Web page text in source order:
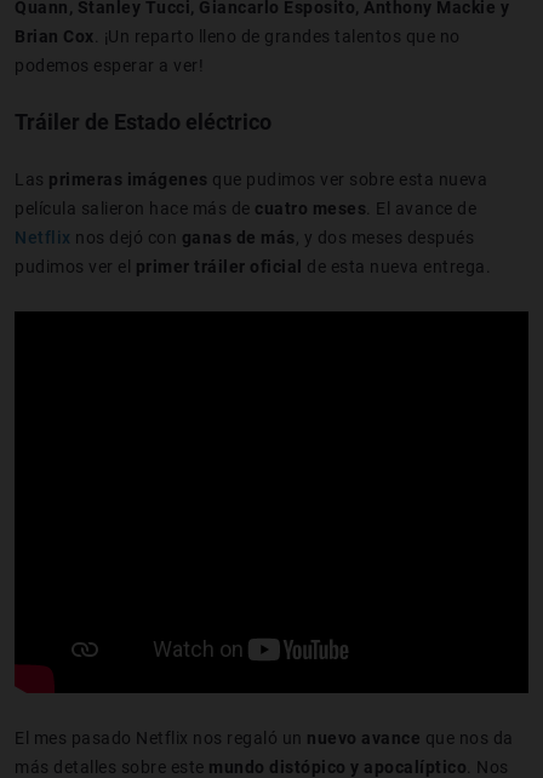
Quann, Stanley Tucci, Giancarlo Esposito, Anthony Mackie y
Brian Cox . ¡Un reparto lleno de grandes talentos que no
podemos esperar a ver!
Tráiler de Estado eléctrico
Las primeras imágenes que pudimos ver sobre esta nueva
película salieron hace más de cuatro meses . El avance de
Netflix nos dejó con ganas de más , y dos meses después
pudimos ver el primer tráiler oficial de esta nueva entrega.
El mes pasado Netflix nos regaló un nuevo avance que nos da
más detalles sobre este mundo distópico y apocalíptico . Nos